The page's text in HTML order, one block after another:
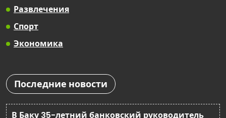
Развлечения
Спорт
Экономика
Последние новости
В Баку 35-летний банковский руководитель